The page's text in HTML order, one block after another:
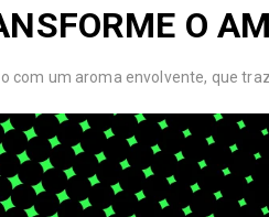
O
com um aroma envolvente, que